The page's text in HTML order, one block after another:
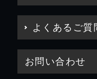
よくあるご質
お問い合わせ